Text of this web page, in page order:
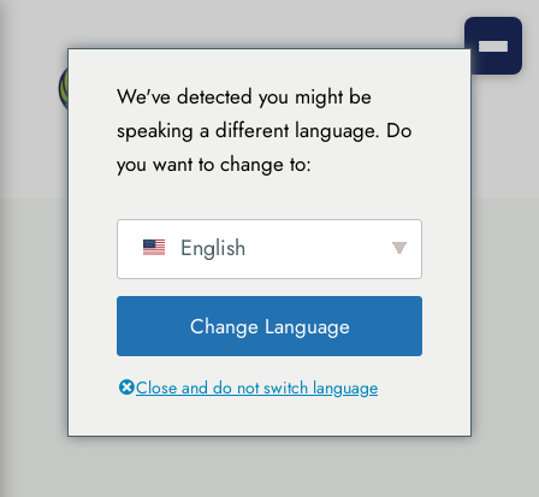
We've detected you might be
speaking a different language. Do
you want to change to:
English
Change Language
Close and do not switch language